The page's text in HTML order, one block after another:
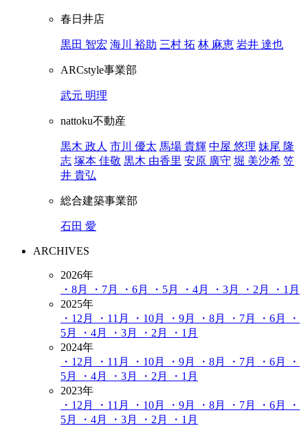
春日井店
黒田 智宏 海川 裕助 三村 拓 林 麻恵 岩井 達也
ARCstyle事業部
武元 明理
nattoku不動産
黒木 政人 市川 優太 馬場 貴輝 中屋 悠理 妹尾 隆
志 塚本 佳敬 黒木 由香里 安原 廣守 堀 美沙希 笠
井 貴弘
総合建築事業部
石田 愛
ARCHIVES
2026年
・8月
・7月 ・6月 ・5月 ・4月 ・3月 ・2月
・1月
2025年
・12月
・11月 ・10月 ・9月 ・8月 ・7月 ・6月
・
5月
・4月 ・3月 ・2月
・1月
2024年
・12月
・11月 ・10月 ・9月 ・8月 ・7月 ・6月
・
5月
・4月 ・3月 ・2月
・1月
2023年
・12月
・11月 ・10月 ・9月 ・8月 ・7月 ・6月
・
5月
・4月 ・3月 ・2月
・1月